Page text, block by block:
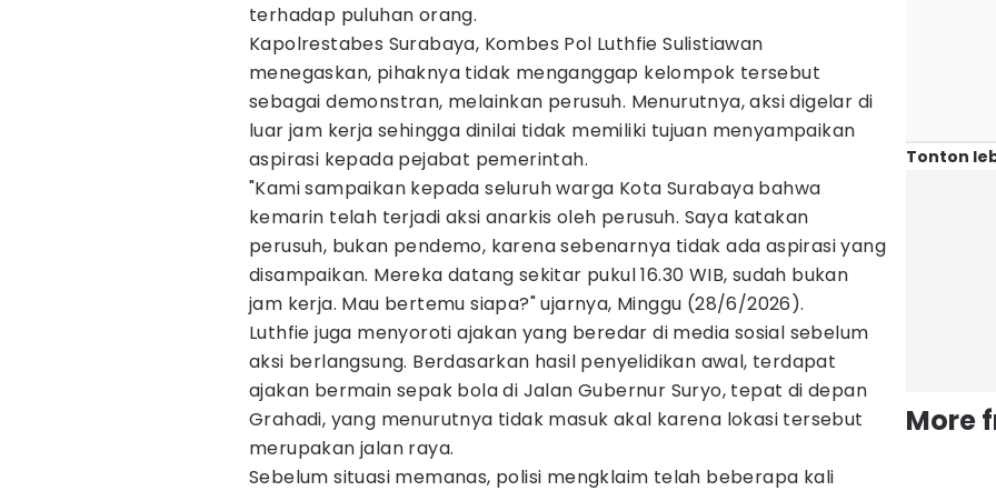
terhadap puluhan orang.
Kapolrestabes Surabaya, Kombes Pol Luthfie Sulistiawan
menegaskan, pihaknya tidak menganggap kelompok tersebut
sebagai demonstran, melainkan perusuh. Menurutnya, aksi digelar di
luar jam kerja sehingga dinilai tidak memiliki tujuan menyampaikan
aspirasi kepada pejabat pemerintah.
"Kami sampaikan kepada seluruh warga Kota Surabaya bahwa
kemarin telah terjadi aksi anarkis oleh perusuh. Saya katakan
perusuh, bukan pendemo, karena sebenarnya tidak ada aspirasi yang
disampaikan. Mereka datang sekitar pukul 16.30 WIB, sudah bukan
jam kerja. Mau bertemu siapa?" ujarnya, Minggu (28/6/2026).
Luthfie juga menyoroti ajakan yang beredar di media sosial sebelum
aksi berlangsung. Berdasarkan hasil penyelidikan awal, terdapat
ajakan bermain sepak bola di Jalan Gubernur Suryo, tepat di depan
Grahadi, yang menurutnya tidak masuk akal karena lokasi tersebut
merupakan jalan raya.
Sebelum situasi memanas, polisi mengklaim telah beberapa kali
Tonton
More